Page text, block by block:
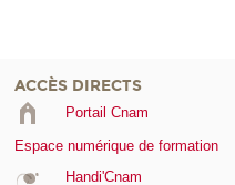
ACCÈS DIRECTS
Portail Cnam
Espace numérique de formation
Handi'Cnam